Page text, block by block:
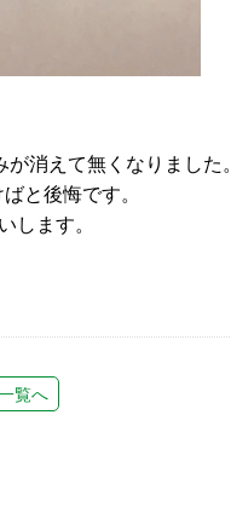
消えて無くなりました。
と後悔です。
します。
覧へ